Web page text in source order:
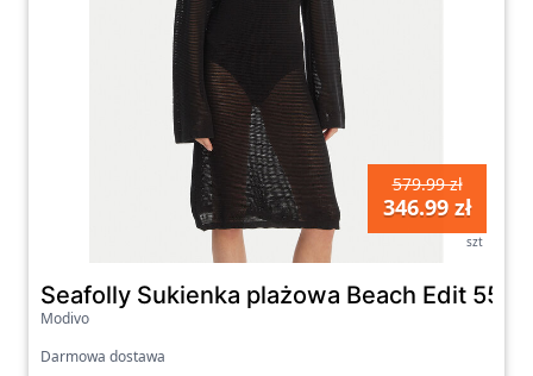
579.99 zł
346.99 zł
szt
Seafolly Sukienka plażowa Beach Edit
Modivo
Darmowa dostawa